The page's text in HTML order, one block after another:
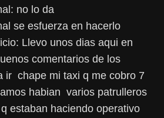
no lo da
se esfuerza en hacerlo
Llevo unos dias aqui en
comentarios de los
ir chape mi taxi q me cobro 7
habian varios patrulleros
estaban haciendo operativo